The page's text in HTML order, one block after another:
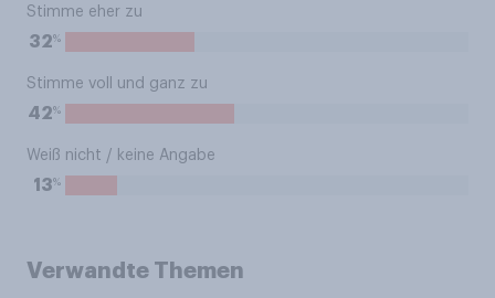
Stimme eher zu
32%
Stimme voll und ganz zu
42%
Weiß nicht / keine Angabe
13%
Verwandte Themen